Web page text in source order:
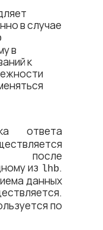
в случае
в
к
ответа
после
из lhb.
данных
по